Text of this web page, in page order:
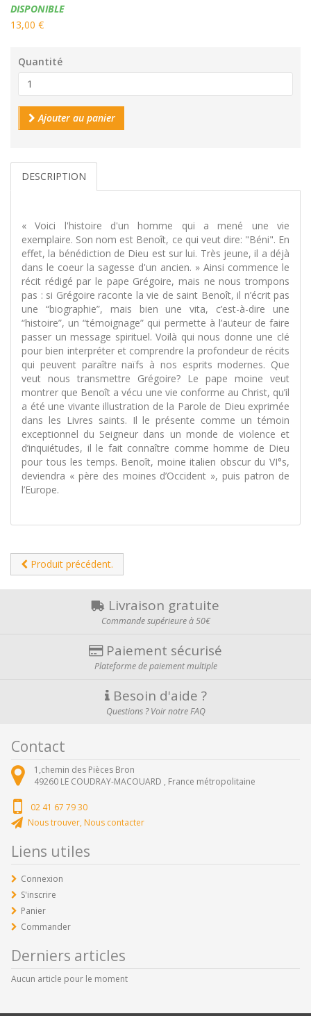
Disponibilité:
DISPONIBLE
13,00 €
Quantité
Ajouter au panier
DESCRIPTION
« Voici l'histoire d'un homme qui a mené une vie
exemplaire. Son nom est Benoît, ce qui veut dire: "Béni". En
effet, la bénédiction de Dieu est sur lui. Très jeune, il a déjà
dans le coeur la sagesse d'un ancien. » Ainsi commence le
récit rédigé par le pape Grégoire, mais ne nous trompons
pas : si Grégoire raconte la vie de saint Benoît, il n’écrit pas
une “biographie”, mais bien une vita, c’est-à-dire une
“histoire”, un “témoignage” qui permette à l’auteur de faire
passer un message spirituel. Voilà qui nous donne une clé
pour bien interpréter et comprendre la profondeur de récits
qui peuvent paraître naïfs à nos esprits modernes. Que
veut nous transmettre Grégoire? Le pape moine veut
montrer que Benoît a vécu une vie conforme au Christ, qu’il
a été une vivante illustration de la Parole de Dieu exprimée
dans les Livres saints. Il le présente comme un témoin
exceptionnel du Seigneur dans un monde de violence et
d’inquiétudes, il le fait connaître comme homme de Dieu
pour tous les temps. Benoît, moine italien obscur du VI°s,
deviendra « père des moines d’Occident », puis patron de
l’Europe.
Produit précédent.
Livraison gratuite
Commande supérieure à 50€
Paiement sécurisé
Plateforme de paiement multiple
Besoin d'aide ?
Questions ? Voir notre FAQ
Contact
1,chemin des Pièces Bron
49260 LE COUDRAY-MACOUARD , France métropolitaine
02 41 67 79 30
Nous trouver, Nous contacter
Liens utiles
Connexion
S'inscrire
Panier
Commander
Derniers articles
Aucun article pour le moment